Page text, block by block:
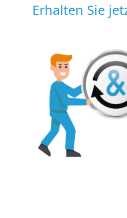
Erhalten Sie